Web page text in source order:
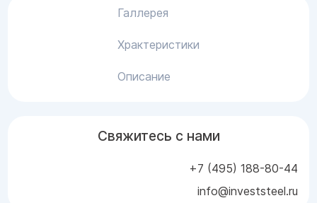
Галлерея
Храктеристики
Описание
Свяжитесь с нами
+7 (495) 188-80-44
info@investsteel.ru